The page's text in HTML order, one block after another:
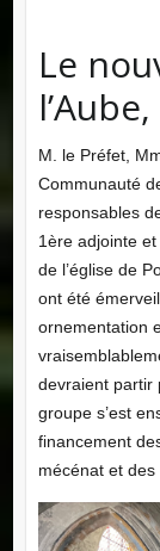
Le
M. le Préfet,
Communauté
responsables
1ère adjointe
de l’église de
ont été
ornementation
devraient partir
groupe s’est
financement
mécénat et